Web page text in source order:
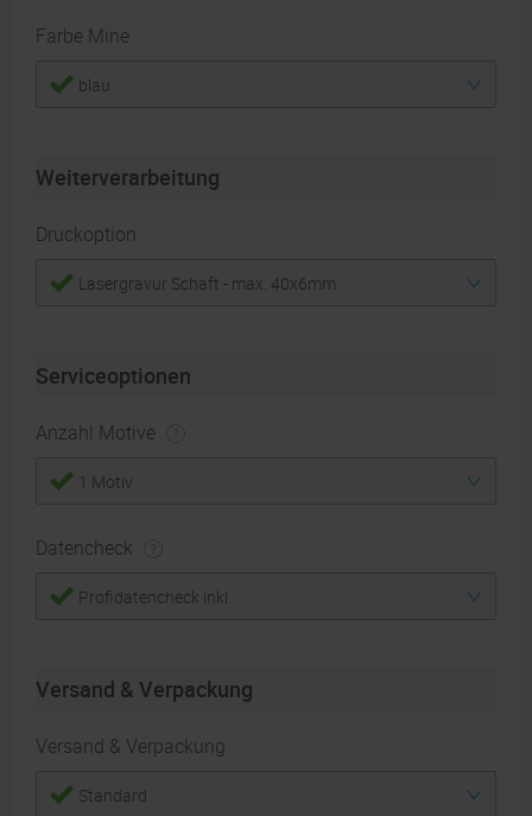
Farbe Mine
blau
Weiterverarbeitung
Druckoption
Lasergravur Schaft - max. 40x6mm
Serviceoptionen
Anzahl Motive
1 Motiv
Datencheck
Profidatencheck inkl.
Versand & Verpackung
Versand & Verpackung
Standard